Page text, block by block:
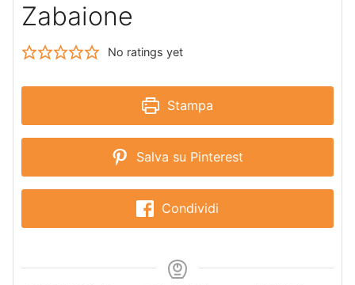
Zabaione
No ratings yet
Stampa
Salva su Pinterest
Condividi